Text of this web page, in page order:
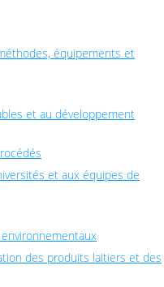
équipements et
et au développement
et aux équipes de
des produits laitiers et des